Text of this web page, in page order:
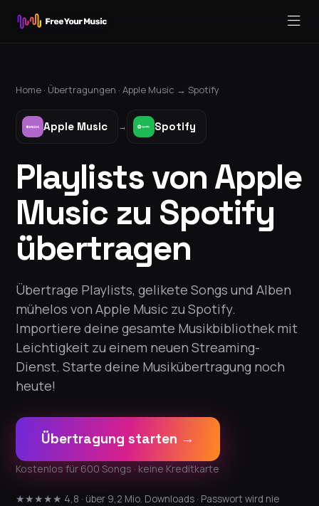
Home · Übertragungen · Apple Music → Spotify
Apple Music → Spotify
Playlists von Apple
Music zu Spotify
übertragen
Übertrage Playlists, gelikete Songs und Alben
mühelos von Apple Music zu Spotify.
Importiere deine gesamte Musikbibliothek mit
Leichtigkeit zu einem neuen Streaming-
Dienst. Starte deine Musikübertragung noch
heute!
Übertragung starten →
Kostenlos für 600 Songs · keine Kreditkarte
★★★★★ 4,8 · über 9,2 Mio. Downloads · Passwort wird nie